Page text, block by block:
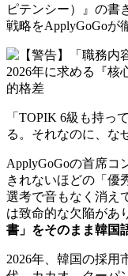
ピテンシー）』の書
戦略をApplyGoGoが
「TOPIK 6級も持っ
る。それなのに、な
ApplyGoGoの首席コ
きれないほどの「優
選考で音もなく消え
は致命的な欠陥があ
書」をそのまま韓国
2026年、韓国の採用